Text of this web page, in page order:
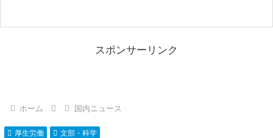
スポンサーリンク
ホーム 国内ニュース
厚生労働 文部・科学